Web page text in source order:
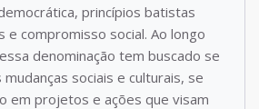
princípios batistas
e compromisso social. Ao longo
denominação tem buscado se
sociais e culturais, se
em projetos e ações que visam